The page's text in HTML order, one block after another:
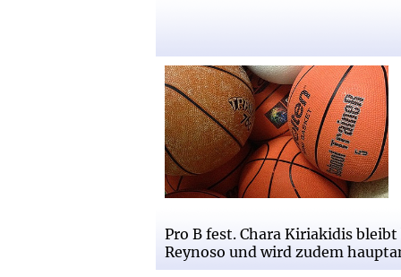
Ravens mit weiterer
bleibt Co-Trainer und
Pro B fest. Chara Kiriakidis
Reynoso und wird zudem